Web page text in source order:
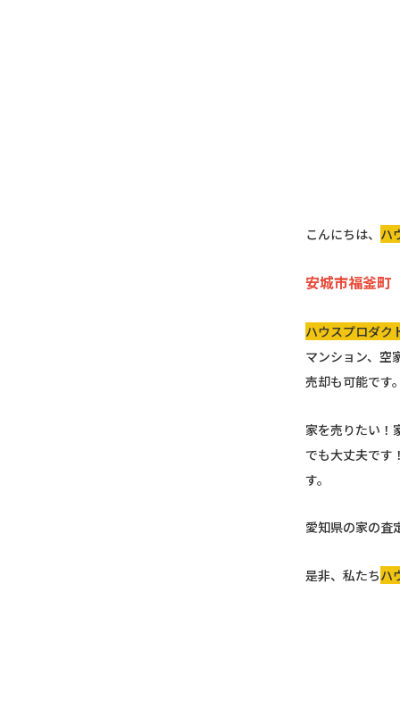
こんにちは、 ハ
安城市福釜
ハウスプロダク
マンション、空
売却も可能です
家を売りたい！
でも大丈夫です
す。
愛知県の家の査
是非、私たちハ